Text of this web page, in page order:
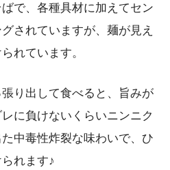
で、各種具材に加えてセン
されていますが、麺が見え
れています。
り出して食べると、旨みが
に負けないくらいニンニク
中毒性炸裂な味わいで、ひ
れます♪